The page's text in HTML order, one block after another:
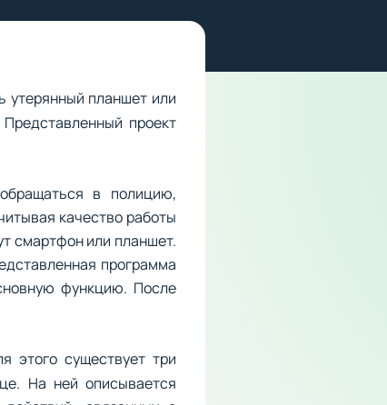
утерянный планшет или
проект
в полицию,
качество работы
смартфон или планшет.
программа
функцию. После
этого существует три
На ней описывается